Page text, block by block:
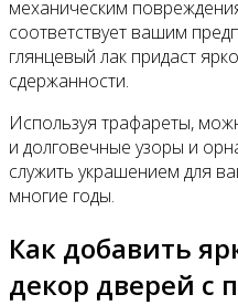
механическим
соответствует вашим
глянцевый лак придаст
сдержанности.
Используя трафареты,
и долговечные узоры и
служить украшением для
многие годы.
Как добавить
декор дверей с